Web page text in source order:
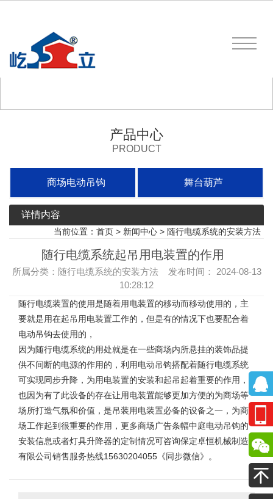
产品中心
PRODUCT
商场电动吊钩 舞台葫芦
详情内容
当前位置： 首页 > 新闻中心 > 随行电缆系统的安装方法
随行电缆系统起吊用电装置的作用
所属分类：随行电缆系统的安装方法 发布时间： 2024-08-13
10:28:12
随行电缆装置的使用是随着用电装置的移动而移动使用的，主
要就是用在起吊用电装置工作的，但是有的情况下也要配合着
电动吊钩去使用的，
因为随行电缆系统的用处就是在一些商场内所悬挂的装饰品提
供不间断的电源的作用的，利用电动吊钩搭配着随行电缆系统
可实现同步升降，为用电装置的安装和起吊起着重要的作用，
也因为有了此设备的存在让用电装置能够更加方便的为商场等
场所打造气氛和价值，是吊装用电装置必备的设备之一，为商
场工作起到很重要的作用，更多商场广告条幅中庭电动吊钩的
安装信息或者灯具升降器的定制情况可咨询保定卓恒机械制造
有限公司销售服务热线15630204055《同步微信》。